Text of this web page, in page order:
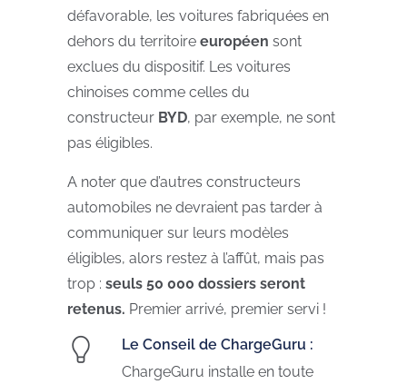
défavorable, les voitures fabriquées en
dehors du territoire européen sont
exclues du dispositif. Les voitures
chinoises comme celles du
constructeur BYD, par exemple, ne sont
pas éligibles.
A noter que d’autres constructeurs
automobiles ne devraient pas tarder à
communiquer sur leurs modèles
éligibles, alors restez à l’affût, mais pas
trop : seuls 50 000 dossiers seront
retenus. Premier arrivé, premier servi !
Le Conseil de ChargeGuru :
ChargeGuru installe en toute